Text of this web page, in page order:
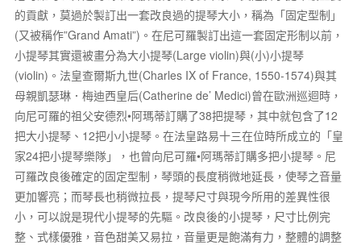
的貢獻，莫過於製訂出一套改良過的提琴大小，稱為「固定型制」
(又被稱作”Grand Amati”)。在尼可羅製訂出這一套固定形制以前，
小提琴其實還被畫分為大小提琴(Large violin)與(小)小提琴
(violin)。法皇查爾斯九世(Charles IX of France, 1550-1574)與其
母親凱瑟琳．梅迪西皇后(Catherine de’ Medici)曾在歐洲巡迴時，
向尼可羅的祖父安德烈•阿瑪蒂訂購了38把提琴，其中就包含了12
把大小提琴、12把小小提琴。在法皇路易十三在位時所成立的「皇
家24把小提琴樂隊」，也曾向尼可羅•阿瑪蒂訂購多把小提琴。尼
可羅改良後確定的固定型制，琴頭的長度稍微地延長，使琴之音量
更加響亮；而琴長也稍微拉長，提琴尺寸與現今所用的差異性很
小，可以說是現代小提琴的先驅。改良後的小提琴，尺寸比例完
整、式樣優雅，音色甜美又易拉，音量更是飽滿有力，整體的調整